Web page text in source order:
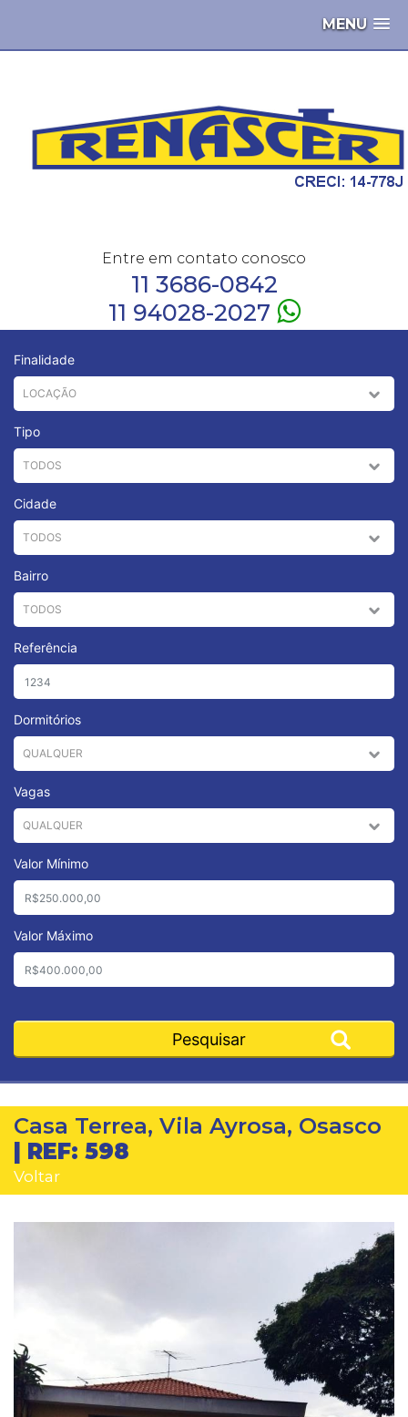
MENU
Entre em contato conosco
11 3686-0842
11 94028-2027
Finalidade
Tipo
Cidade
Bairro
Referência
Dormitórios
Vagas
Valor Mínimo
Valor Máximo
Casa Terrea, Vila Ayrosa, Osasco
| REF: 598
Voltar